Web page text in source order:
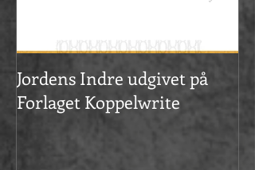
Jordens Indre udgivet på
Forlaget Koppelwrite